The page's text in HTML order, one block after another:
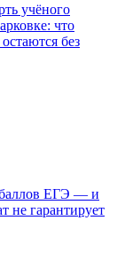
учёного
что
без
ЕГЭ — и
не гарантирует